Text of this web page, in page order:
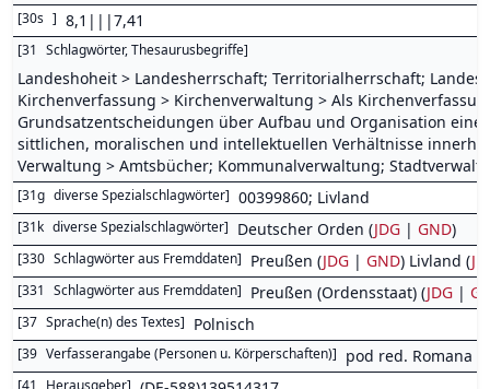
[30s ] 8,1|||7,41
[31 Schlagwörter, Thesaurusbegriffe]
Landeshoheit > Landesherrschaft; Territorialherrschaft;
Kirchenverfassung > Kirchenverwaltung > Als
Grundsatzentscheidungen über Aufbau und Organisation
sittlichen, moralischen und intellektuellen Verhältnisse
Verwaltung > Amtsbücher; Kommunalverwaltung;
[31g diverse Spezialschlagwörter] 00399860; Livland
[31k diverse Spezialschlagwörter] Deutscher Orden (JDG | GND)
[330 Schlagwörter aus Fremddaten] Preußen (JDG | GND) Livland (
[331 Schlagwörter aus Fremddaten] Preußen (Ordensstaat) (JDG |
[37 Sprache(n) des Textes] Polnisch
[39 Verfasserangabe (Personen u. Körperschaften)] pod red. Romana
[41 Herausgeber]